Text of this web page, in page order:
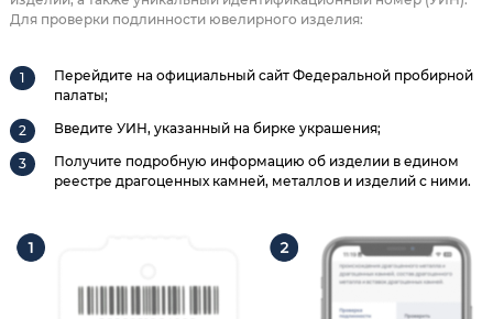
Для проверки подлинности ювелирного изделия:
Перейдите на официальный сайт Федеральной пробирной
палаты;
Введите УИН, указанный на бирке украшения;
Получите подробную информацию об изделии в едином
реестре драгоценных камней, металлов и изделий с ними.